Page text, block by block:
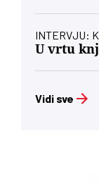
INTERVJU:
U vrtu
Vidi sve